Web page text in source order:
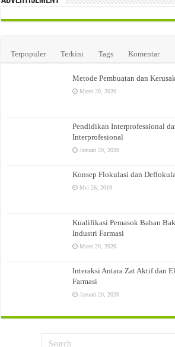
Terpopuler Terkini Tags Komentar
Metode Pembuatan dan
Maret 20, 2020
Pendidikan Interprofessional
Interprofesional
Januari 20, 2020
Konsep Flokulasi dan
Mei 26, 2019
Kualifikasi Pemasok Bahan
Industri Farmasi
Maret 20, 2020
Interaksi Antara Zat Aktif dan
Farmasi
Januari 20, 2020